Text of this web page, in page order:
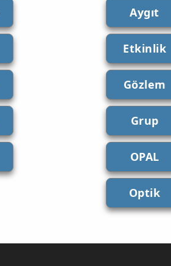
Aygıt
Etkinlik
Gözlem
Grup
OPAL
Optik